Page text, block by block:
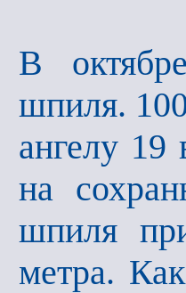
В
шпиля.
ангелу 19
на
шпиля
метра.